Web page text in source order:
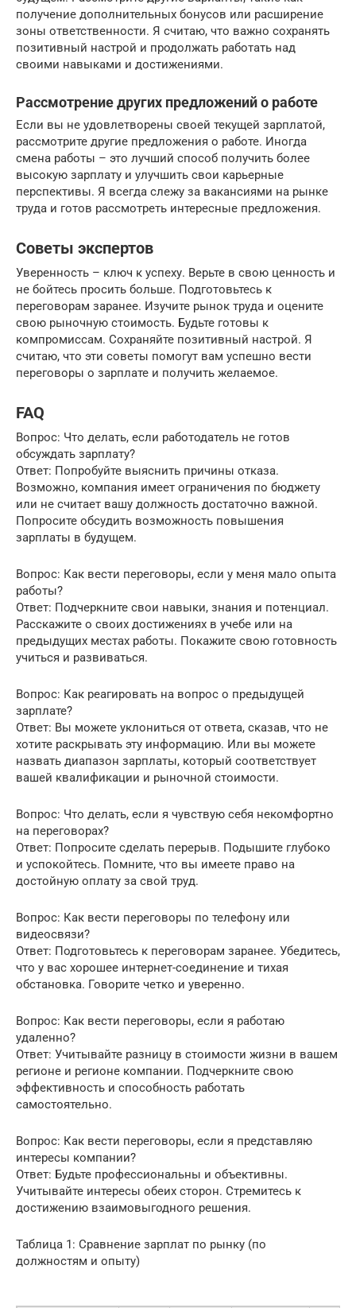
получение дополнительных бонусов или расширение
зоны ответственности. Я считаю, что важно сохранять
позитивный настрой и продолжать работать над
своими навыками и достижениями.
Рассмотрение других предложений о работе
Если вы не удовлетворены своей текущей зарплатой,
рассмотрите другие предложения о работе. Иногда
смена работы – это лучший способ получить более
высокую зарплату и улучшить свои карьерные
перспективы. Я всегда слежу за вакансиями на рынке
труда и готов рассмотреть интересные предложения.
Советы экспертов
Уверенность – ключ к успеху. Верьте в свою ценность и
не бойтесь просить больше. Подготовьтесь к
переговорам заранее. Изучите рынок труда и оцените
свою рыночную стоимость. Будьте готовы к
компромиссам. Сохраняйте позитивный настрой. Я
считаю, что эти советы помогут вам успешно вести
переговоры о зарплате и получить желаемое.
FAQ
Вопрос: Что делать, если работодатель не готов
обсуждать зарплату?
Ответ: Попробуйте выяснить причины отказа.
Возможно, компания имеет ограничения по бюджету
или не считает вашу должность достаточно важной.
Попросите обсудить возможность повышения
зарплаты в будущем.
Вопрос: Как вести переговоры, если у меня мало опыта
работы?
Ответ: Подчеркните свои навыки, знания и потенциал.
Расскажите о своих достижениях в учебе или на
предыдущих местах работы. Покажите свою готовность
учиться и развиваться.
Вопрос: Как реагировать на вопрос о предыдущей
зарплате?
Ответ: Вы можете уклониться от ответа, сказав, что не
хотите раскрывать эту информацию. Или вы можете
назвать диапазон зарплаты, который соответствует
вашей квалификации и рыночной стоимости.
Вопрос: Что делать, если я чувствую себя некомфортно
на переговорах?
Ответ: Попросите сделать перерыв. Подышите глубоко
и успокойтесь. Помните, что вы имеете право на
достойную оплату за свой труд.
Вопрос: Как вести переговоры по телефону или
видеосвязи?
Ответ: Подготовьтесь к переговорам заранее. Убедитесь,
что у вас хорошее интернет-соединение и тихая
обстановка. Говорите четко и уверенно.
Вопрос: Как вести переговоры, если я работаю
удаленно?
Ответ: Учитывайте разницу в стоимости жизни в вашем
регионе и регионе компании. Подчеркните свою
эффективность и способность работать
самостоятельно.
Вопрос: Как вести переговоры, если я представляю
интересы компании?
Ответ: Будьте профессиональны и объективны.
Учитывайте интересы обеих сторон. Стремитесь к
достижению взаимовыгодного решения.
Таблица 1: Сравнение зарплат по рынку (по
должностям и опыту)